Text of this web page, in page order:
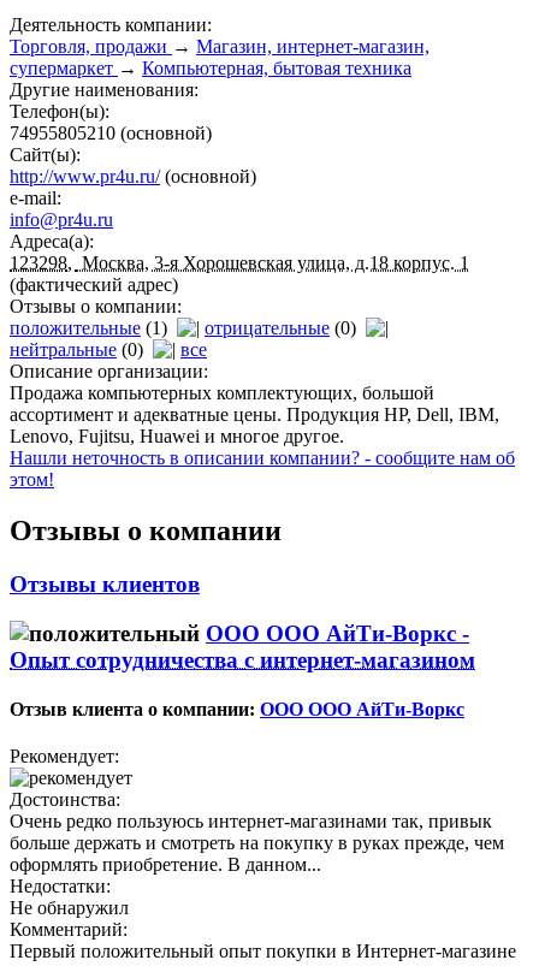
Деятельность компании:
Торговля, продажи → Магазин, интернет-магазин,
супермаркет → Компьютерная, бытовая техника
Другие наименования:
Телефон(ы):
74955805210 (основной)
Сайт(ы):
http://www.pr4u.ru/(основной)
e-mail:
info@pr4u.ru
Адреса(а):
123298, Москва, 3-я Хорошевская улица, д.18 корпус. 1
(фактический адрес)
Отзывы о компании:
положительные (1) отрицательные (0)
нейтральные (0)
все
Описание организации:
Продажа компьютерных комплектующих, большой
ассортимент и адекватные цены. Продукция HP, Dell, IBM,
Lenovo, Fujitsu, Huawei и многое другое.
Нашли неточность в описании компании? - сообщите нам об
этом!
Отзывы о компании
Отзывы клиентов
ООО ОOO АйТи-Воркс -
Опыт сотрудничества с интернет-магазином
Отзыв клиента о компании: ООО ОOO АйТи-Воркс
Рекомендует:
Достоинства:
Очень редко пользуюсь интернет-магазинами так, привык
больше держать и смотреть на покупку в руках прежде, чем
оформлять приобретение. В данном...
Недостатки:
Не обнаружил
Комментарий:
Первый положительный опыт покупки в Интернет-магазине